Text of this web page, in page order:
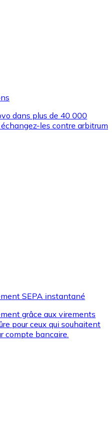
de vos marques
cadeaux
dans plus de 40 000
les contre arbitrum
SEPA instantané
grâce aux virements
pour ceux qui souhaitent
compte bancaire.